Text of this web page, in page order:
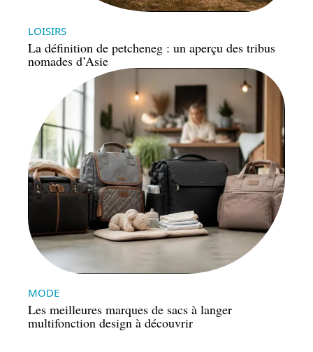
LOISIRS
La définition de petcheneg : un aperçu des tribus
nomades d’Asie
MODE
Les meilleures marques de sacs à langer
multifonction design à découvrir